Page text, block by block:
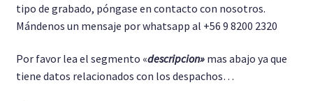
tipo de grabado, póngase en contacto con nosotros.
Mándenos un mensaje por whatsapp al +56 9 8200 2320
Por favor lea el segmento «descripcion»mas abajo ya que
tiene datos relacionados con los despachos…